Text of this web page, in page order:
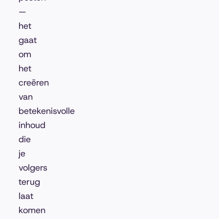
—
het
gaat
om
het
creëren
van
betekenisvolle
inhoud
die
je
volgers
terug
laat
komen